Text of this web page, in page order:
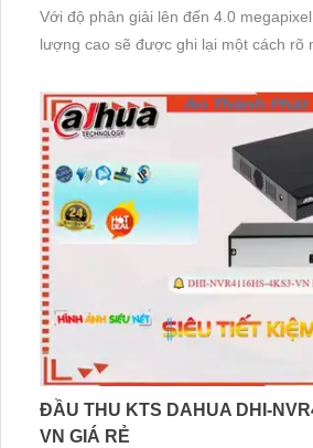
Với độ phân giải lên đến 4.0
lượng cao sẽ được ghi lại một cách rõ nét. Khả năng
việc giám sát ban đêm trở nên dễ
ĐẦU THU KTS DAHUA DHI-
VN GIÁ RẺ